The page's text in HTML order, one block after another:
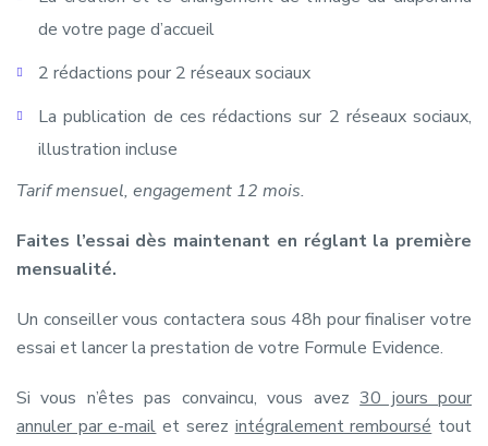
de votre page d’accueil
2 rédactions pour 2 réseaux sociaux
La publication de ces rédactions sur 2 réseaux sociaux,
illustration incluse
Tarif mensuel, engagement 12 mois.
Faites l’essai dès maintenant en réglant la première
mensualité.
Un conseiller vous contactera sous 48h pour finaliser votre
essai et lancer la prestation de votre Formule Evidence.
Si vous n’êtes pas convaincu, vous avez30 jours pour
annuler par e-mail et serez intégralement remboursé tout